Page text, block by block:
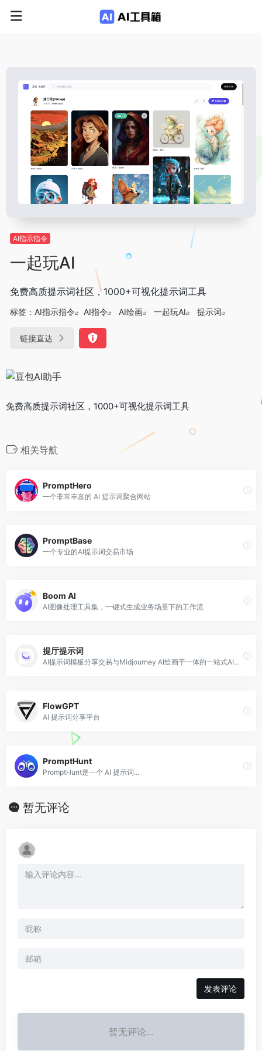
AI指示指令
一起玩AI
免费高质提示词社区，1000+可视化提示词工具
标签： AI指示指令 AI指令 AI绘画 一起玩AI 提示词
链接直达
免费高质提示词社区，1000+可视化提示词工具
相关导航
PromptHero
一个非常丰富的 AI 提示词聚合网站
PromptBase
一个专业的AI提示词交易市场
Boom AI
AI图像处理工具集，一键式生成业务场景下的工作流
提厅提示词
AI提示词模板分享交易与Midjourney AI绘画于一体的一站式AI创作平台
FlowGPT
AI 提示词分享平台
PromptHunt
PromptHunt是一个 AI 提示词...
暂无评论
发表评论
暂无评论...